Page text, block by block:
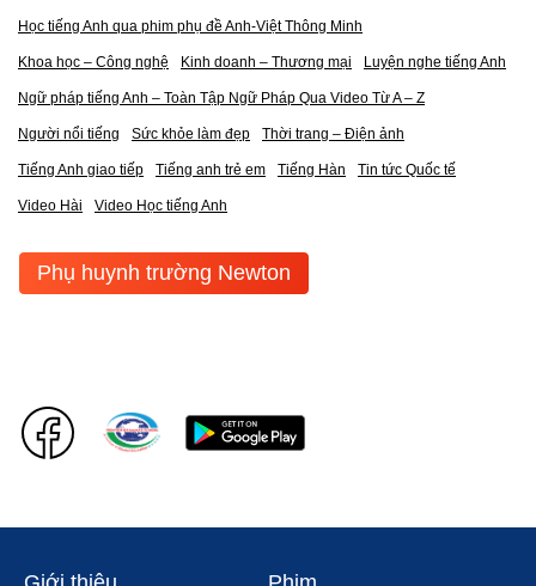
Học tiếng Anh qua phim phụ đề Anh-Việt Thông Minh
Khoa học – Công nghệ Kinh doanh – Thương mại Luyện nghe tiếng Anh
Ngữ pháp tiếng Anh – Toàn Tập Ngữ Pháp Qua Video Từ A – Z
Người nổi tiếng Sức khỏe làm đẹp Thời trang – Điện ảnh
Tiếng Anh giao tiếp Tiếng anh trẻ em Tiếng Hàn Tin tức Quốc tế
Video Hài Video Học tiếng Anh
Phụ huynh trường Newton